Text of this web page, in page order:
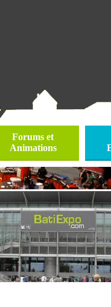
Forums et
Animations